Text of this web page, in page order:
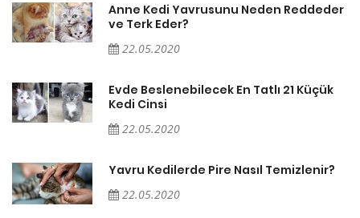
Anne Kedi Yavrusunu Neden Reddeder
ve Terk Eder?
22.05.2020
Evde Beslenebilecek En Tatlı 21 Küçük
Kedi Cinsi
22.05.2020
Yavru Kedilerde Pire Nasıl Temizlenir?
22.05.2020